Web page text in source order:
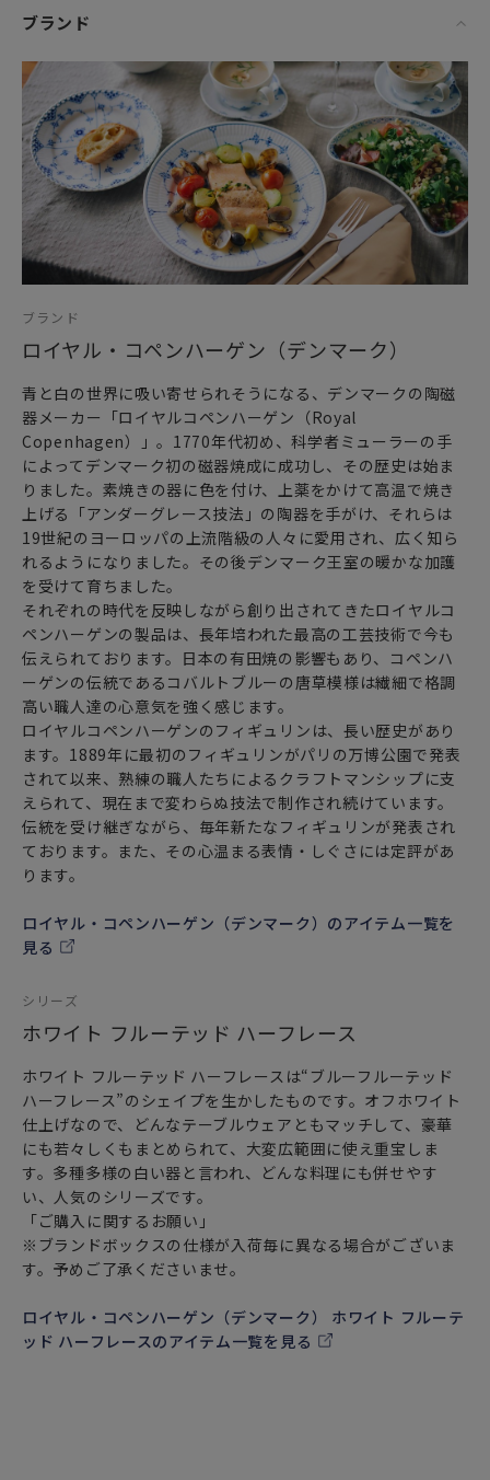
ブランド
ブランド
ロイヤル・コペンハーゲン（デンマーク）
青と白の世界に吸い寄せられそうになる、デンマークの陶磁
器メーカー「ロイヤルコペンハーゲン（Royal
Copenhagen）」。1770年代初め、科学者ミューラーの手
によってデンマーク初の磁器焼成に成功し、その歴史は始ま
りました。素焼きの器に色を付け、上薬をかけて高温で焼き
上げる「アンダーグレース技法」の陶器を手がけ、それらは
19世紀のヨーロッパの上流階級の人々に愛用され、広く知ら
れるようになりました。その後デンマーク王室の暖かな加護
を受けて育ちました。
それぞれの時代を反映しながら創り出されてきたロイヤルコ
ペンハーゲンの製品は、長年培われた最高の工芸技術で今も
伝えられております。日本の有田焼の影響もあり、コペンハ
ーゲンの伝統であるコバルトブルーの唐草模様は繊細で格調
高い職人達の心意気を強く感じます。
ロイヤルコペンハーゲンのフィギュリンは、長い歴史があり
ます。1889年に最初のフィギュリンがパリの万博公園で発表
されて以来、熟練の職人たちによるクラフトマンシップに支
えられて、現在まで変わらぬ技法で制作され続けています。
伝統を受け継ぎながら、毎年新たなフィギュリンが発表され
ております。また、その心温まる表情・しぐさには定評があ
ります。
ロイヤル・コペンハーゲン（デンマーク）のアイテム一覧を
見る
シリーズ
ホワイト フルーテッド ハーフレース
ホワイト フルーテッド ハーフレースは“ブルーフルーテッド
ハーフレース”のシェイプを生かしたものです。オフホワイト
仕上げなので、どんなテーブルウェアともマッチして、豪華
にも若々しくもまとめられて、大変広範囲に使え重宝しま
す。多種多様の白い器と言われ、どんな料理にも併せやす
い、人気のシリーズです。
「ご購入に関するお願い」
※ブランドボックスの仕様が入荷毎に異なる場合がございま
す。予めご了承くださいませ。
ロイヤル・コペンハーゲン（デンマーク） ホワイト フルーテ
ッド ハーフレースのアイテム一覧を見る